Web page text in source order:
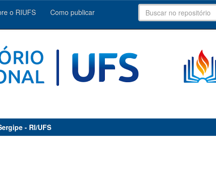
o RIUFS Como publicar
- RI/UFS